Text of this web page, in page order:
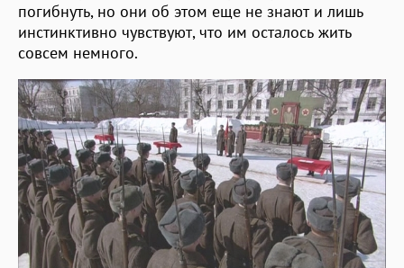
погибнуть, но они об этом еще не знают и лишь
инстинктивно чувствуют, что им осталось жить
совсем немного.